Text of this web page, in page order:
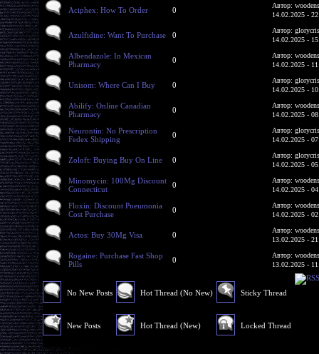
Aciphex: How To Order 0
Автор:
14.02.2025 -
Azulfidine: Want To Purchase 0
Автор:
14.02.2025 -
Albendazole: In Mexican
Pharmacy
0
Автор:
14.02.2025 -
Unisom: Where Can I Buy 0
Автор:
14.02.2025 -
Abilify: Online Canadian
Pharmacy
0
Автор:
14.02.2025 -
Neurontin: No Prescription
Fedex Shipping
0
Автор:
14.02.2025 -
Zoloft: Buying Buy On Line 0
Автор:
14.02.2025 -
Minomycin: 100Mg Discount
Connecticut
0
Автор:
14.02.2025 -
Floxin: Discount Pneumonia
Cost Purchase
0
Автор:
14.02.2025 -
Actos: Buy 30Mg Visa 0
Автор:
13.02.2025 -
Rogaine: Purchase Fast Shop
Pills
0
Автор:
13.02.2025 -
No New Posts
New Posts
Hot Thread (No New)
Hot Thread (New)
Sticky Thread
Locked Thread